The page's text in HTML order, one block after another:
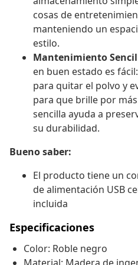
cosas de
manteniendo un
estilo.
Mantenimiento
en buen estado es
para quitar el polvo y
para que brille por
sencilla ayuda a
su durabilidad.
Bueno saber:
El producto tiene un
de alimentación USB
incluida
Especificaciones
Color: Roble negro